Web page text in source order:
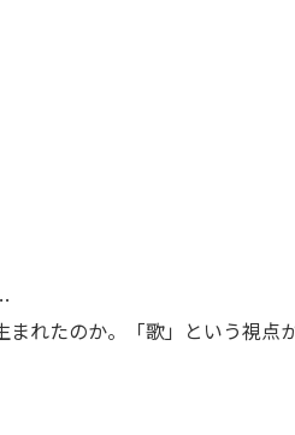
まれたのか。「歌」という視点